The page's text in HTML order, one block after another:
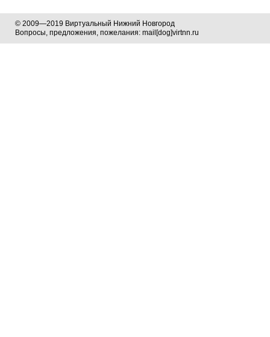
© 2009—2019 Виртуальный Нижний Новгород
Вопросы, предложения, пожелания: mail[dog]virtnn.ru